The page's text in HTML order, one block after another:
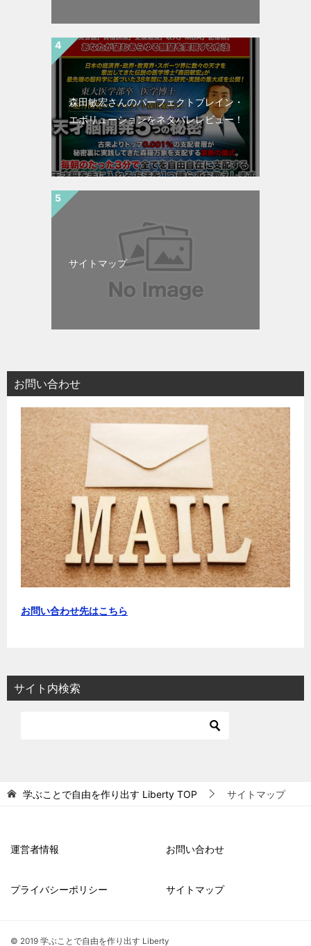
森田敏宏さんのパーフェクトブレイン・
エボリューションをネタバレレビュー！
サイトマップ
お問い合わせ
お問い合わせ先はこちら
サイト内検索
学ぶことで自由を作り出す Liberty TOP サイトマップ
運営者情報 お問い合わせ
プライバシーポリシー サイトマップ
© 2019 学ぶことで自由を作り出す Liberty